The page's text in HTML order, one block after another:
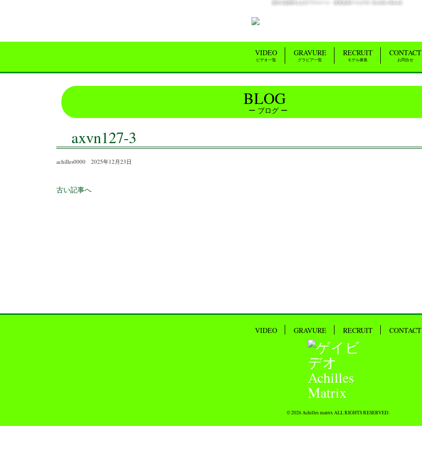
貴方の妄想叶えます!アスリート・体育会系ゲイビデオ【Achilles Matrix】
VIDEO
ビデオ一覧
GRAVURE
グラビア一覧
RECRUIT
モデル募集
CONTACT
お問合せ
BLOG
ブログ
axvn127-3
achilles0000 2025年12月23日
古い記事へ
VIDEO GRAVURE RECRUIT CONTACT
© 2026 Achilles matrix ALL RIGHTS RESERVED.